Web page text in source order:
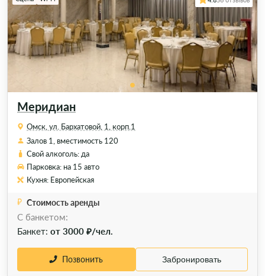
Меридиан
Омск, ул. Бархатовой, 1, корп.1
Залов 1, вместимость 120
Свой алкоголь: да
Парковка: на 15 авто
Кухня: Европейская
Стоимость аренды
C банкетом:
Банкет: от 3000 ₽/чел.
Позвонить Забронировать